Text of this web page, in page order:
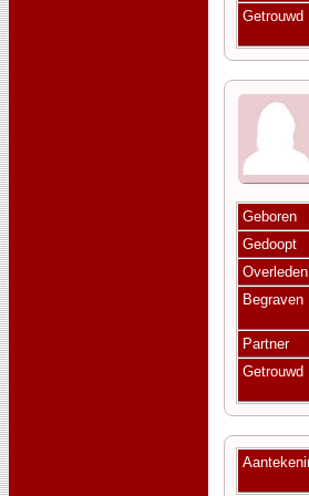
Getrouwd
Geboren
Gedoopt
Overleden
Begraven
Partner
Getrouwd